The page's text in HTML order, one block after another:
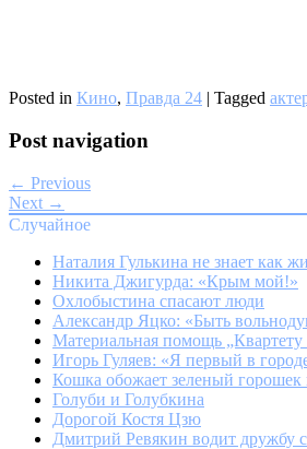
Posted in Кино, Правда 24 | Tagged
Post navigation
← Previous
Next →
Случайное
Наталия Гулькина не знает как
Никита Джигурда: «Крым мой!»
Охлобыстина спасают люди
Александр Яцко: «Быть
Материальная помощь
Игорь Гуляев: «Я первый в
Кошка обожает зеленый
Голуби и Голубкина
Дорогой Костя Цзю
Дмитрий Ревякин водит дружбу